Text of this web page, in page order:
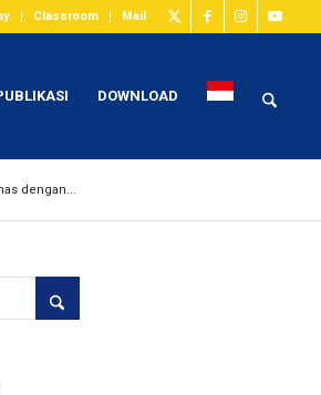
Classroom Mail
DOWNLOAD
dengan...